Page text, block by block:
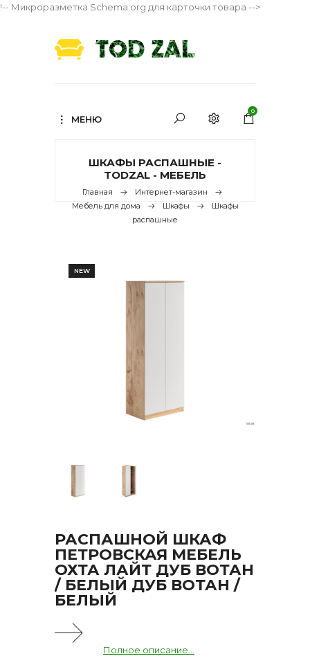
!-- Микроразметка Schema.org для карточки товара -->
МЕНЮ
0
ШКАФЫ РАСПАШНЫЕ -
TODZAL - МЕБЕЛЬ
Главная
Интернет-магазин
Мебель для дома
Шкафы
Шкафы
распашные
NEW
РАСПАШНОЙ ШКАФ
ПЕТРОВСКАЯ МЕБЕЛЬ
ОХТА ЛАЙТ ДУБ ВОТАН
/ БЕЛЫЙ ДУБ ВОТАН /
БЕЛЫЙ
Полное описание...